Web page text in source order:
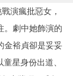
演瘋批惡女，
。劇中她飾演的
金裕貞卻是妥妥
星身份出道、